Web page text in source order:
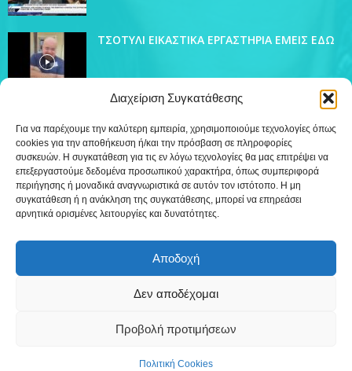
Διαχείριση Συγκατάθεσης
Για να παρέχουμε την καλύτερη εμπειρία, χρησιμοποιούμε τεχνολογίες όπως
cookies για την αποθήκευση ή/και την πρόσβαση σε πληροφορίες
συσκευών. Η συγκατάθεση για τις εν λόγω τεχνολογίες θα μας επιτρέψει να
επεξεργαστούμε δεδομένα προσωπικού χαρακτήρα, όπως συμπεριφορά
περιήγησης ή μοναδικά αναγνωριστικά σε αυτόν τον ιστότοπο. Η μη
συγκατάθεση ή η ανάκληση της συγκατάθεσης, μπορεί να επηρεάσει
αρνητικά ορισμένες λειτουργίες και δυνατότητες.
Αποδοχή
Δεν αποδέχομαι
Προβολή προτιμήσεων
Πολιτική Cookies
ΤΣΟΤΥΛΙ ΕΙΚΑΣΤΙΚΑ ΕΡΓΑΣΤΗΡΙΑ ΕΜΕΙΣ ΕΔΩ
ΔΗΜΟΦΙΛΗ ΚΑΤΗΓΟΡΙΑ
Ειδήσεις
Εκπομπές
Τοπικά
Συνεντεύξεις 12
Δημιουργία WebTerior.gr